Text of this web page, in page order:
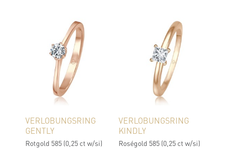
VERLOBUNGSRING
GENTLY
Rotgold 585 (0,25 ct w/si)
VERLOBUNGSRING
KINDLY
Roségold 585 (0,25 ct w/si)